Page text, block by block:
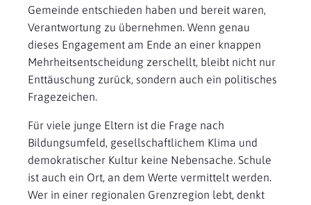
Gemeinde entschieden haben und bereit waren,
Verantwortung zu übernehmen. Wenn genau
dieses Engagement am Ende an einer knappen
Mehrheitsentscheidung zerschellt, bleibt nicht nur
Enttäuschung zurück, sondern auch ein politisches
Fragezeichen.
Für viele junge Eltern ist die Frage nach
Bildungsumfeld, gesellschaftlichem Klima und
demokratischer Kultur keine Nebensache. Schule
ist auch ein Ort, an dem Werte vermittelt werden.
Wer in einer regionalen Grenzregion lebt, denkt